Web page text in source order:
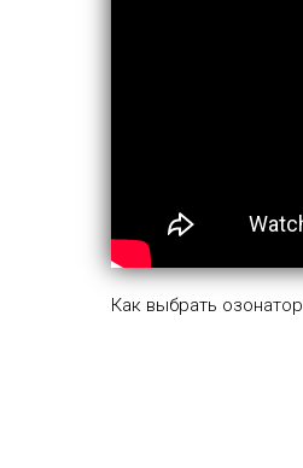
Как выбрать озонатор